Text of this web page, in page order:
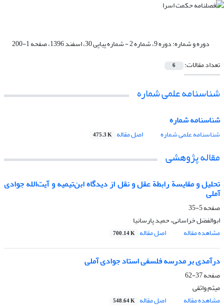
دوره و شماره:دوره 9، شماره 2 - شماره پیاپی 30، اسفند 1396، صفحه 1-200
تعداد مقالات:
6
شناسنامه علمی شماره
شناسنامه شماره
شناسنامه علمی شماره اصل مقاله 475.3 K
مقاله پژوهشی
تحلیل و مقایسة رابطة عقل و نقل از دیدگاه ابن‌تیمیه و آیت‌الله جوادی
آملی
صفحه5-35
ابوالفضل خراسانی، حمید پارسانیا
مشاهده مقاله
اصل مقاله 700.14 K
درآمدی بر مدرسه فلسفی استاد جوادی آملی
صفحه37-62
میثم واثقی
مشاهده مقاله
اصل مقاله 548.64 K